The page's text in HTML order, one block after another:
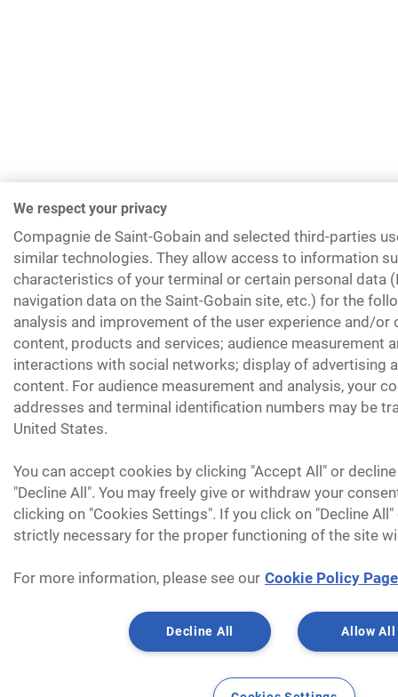
We respect your privacy
Compagnie de Saint-Gobain and selected third-parties
similar technologies. They allow access to information
characteristics of your terminal or certain personal data
navigation data on the Saint-Gobain site, etc.) for the
analysis and improvement of the user experience and/or
content, products and services; audience measurement
interactions with social networks; display of advertising
content. For audience measurement and analysis, your
addresses and terminal identification numbers may be
United States.
You can accept cookies by clicking "Accept All" or
"Decline All". You may freely give or withdraw your
clicking on "Cookies Settings". If you click on "Decline
strictly necessary for the proper functioning of the site
For more information, please see our Cookie Policy Page
Allow All
Decline All